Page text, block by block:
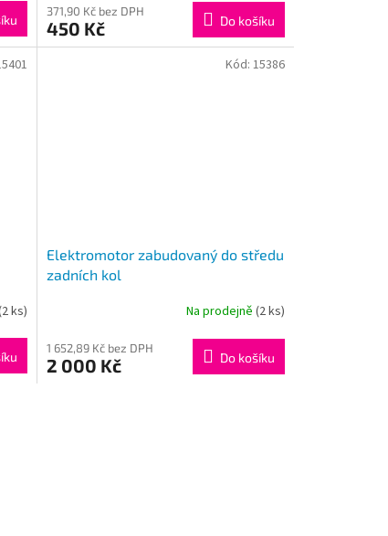
371,90 Kč bez DPH
450 Kč Do košíku
ks)
Elektromotor zabudovaný do středu
zadních kol
Na prodejně (2 ks)
1 652,89 Kč bez DPH
2 000 Kč Do košíku
Kód: 15386